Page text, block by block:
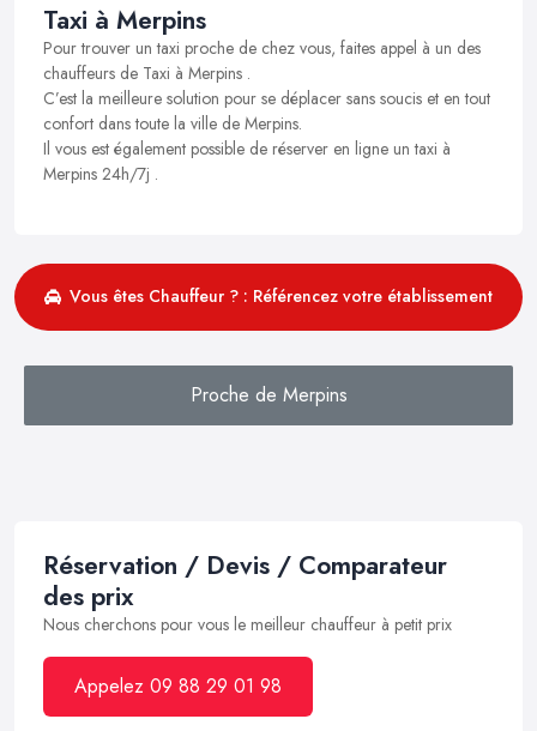
Taxi à Merpins
Pour trouver un taxi proche de chez vous, faites appel à un des
chauffeurs de Taxi à Merpins .
C’est la meilleure solution pour se déplacer sans soucis et en tout
confort dans toute la ville de Merpins.
Il vous est également possible de réserver en ligne un taxi à
Merpins 24h/7j .
Vous êtes Chauffeur ? : Référencez votre établissement
Proche de Merpins
Réservation / Devis / Comparateur
des prix
Nous cherchons pour vous le meilleur chauffeur à petit prix
Appelez 09 88 29 01 98